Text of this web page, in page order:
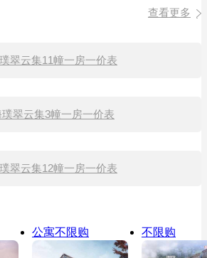
查看更多
翠云集11幢一房一价表
璞翠云集3幢一房一价表
翠云集12幢一房一价表
公寓不限购 不限购